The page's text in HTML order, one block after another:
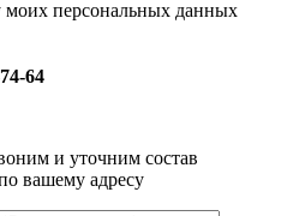
моих персональных данных
64
и уточним состав
вашему адресу